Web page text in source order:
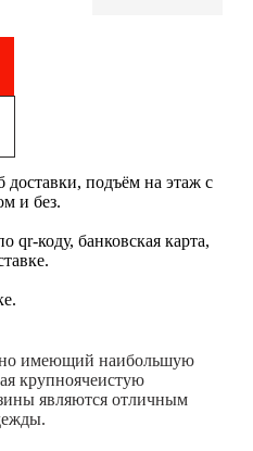
подъём на этаж с
и без.
qr-коду, банковская карта,
но имеющий наибольшую
крупноячеистую
являются отличным